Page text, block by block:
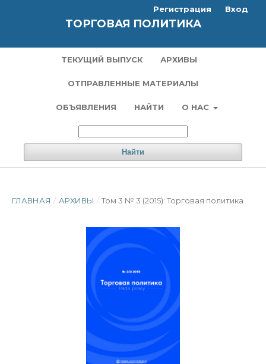
ТОРГОВАЯ ПОЛИТИКА
ТЕКУЩИЙ ВЫПУСК АРХИВЫ
ОТПРАВЛЕННЫЕ МАТЕРИАЛЫ
ОБЪЯВЛЕНИЯ НАЙТИ О НАС
Найти
Регистрация Вход
ГЛАВНАЯ / АРХИВЫ / Том 3 № 3 (2015): Торговая политика